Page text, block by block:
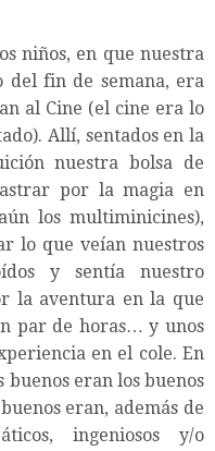
niños, en que nuestra
del fin de semana, era
al Cine (el cine era lo
Allí, sentados en la
nuestra bolsa de
por la magia en
los multiminicines),
lo que veían nuestros
y sentía nuestro
la aventura en la que
par de horas… y unos
en el cole. En
eran los buenos
eran, además de
ingeniosos y/o